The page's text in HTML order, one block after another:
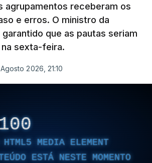
agrupamentos receberam os
e erros. O ministro da
garantido que as pautas seriam
sexta-feira.
2026, 21:10
HTML5 MEDIA ELEMENT
ESTÁ NESTE MOMENTO